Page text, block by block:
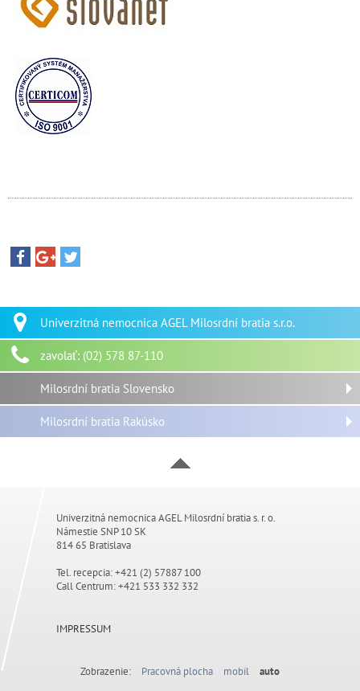
Univerzitná nemocnica AGEL Milosrdní bratia s.r.o.
zavolať: (02) 578 87-110
Milosrdní bratia Slovensko
Milosrdní bratia Rakúsko
Univerzitná nemocnica AGEL Milosrdní bratia s. r. o.
Námestie SNP 10 SK
814 65 Bratislava
Tel. recepcia: +421 (2) 57887 100
Call Centrum:+421 533 332 332
IMPRESSUM
Zobrazenie: Pracovná plocha mobil auto